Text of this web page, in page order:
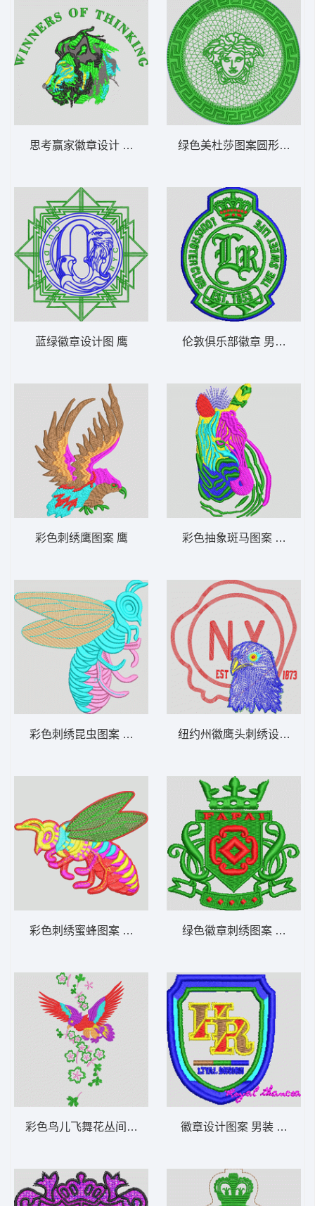
思考赢家徽章设计 狮头
蓝绿徽章设计图 鹰
彩色刺绣鹰图案 鹰
彩色刺绣昆虫图案 蜜蜂
彩色刺绣蜜蜂图案 蜜蜂
彩色鸟儿飞舞花丛间 鹰
绿色美杜莎图案圆形设计
伦敦俱乐部徽章 男装 章仔
彩色抽象斑马图案 马头
纽约州徽鹰头刺绣设计 鹰
绿色徽章刺绣图案 男装 章
徽章设计图案 男装 章仔